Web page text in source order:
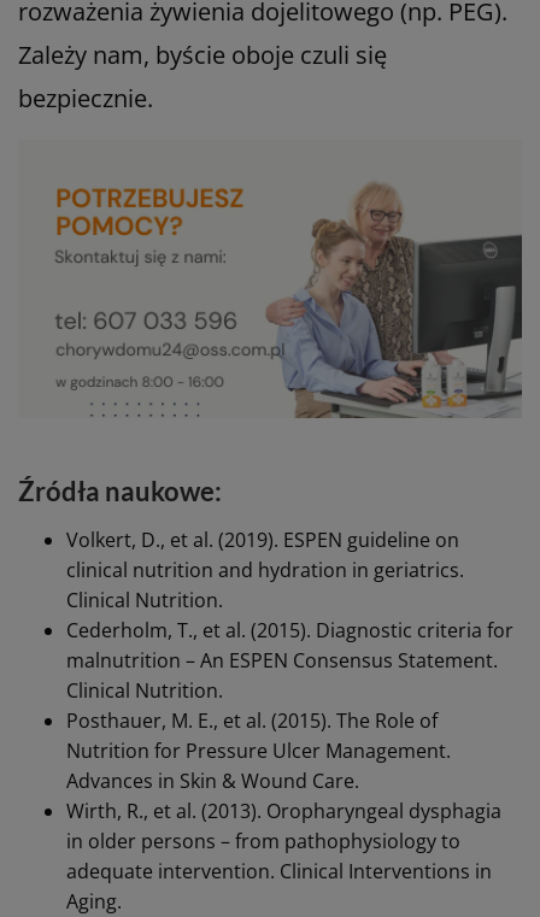
rozważenia żywienia dojelitowego (np. PEG).
Zależy nam, byście oboje czuli się
bezpiecznie.
Źródła naukowe:
Volkert, D., et al. (2019). ESPEN guideline on
clinical nutrition and hydration in geriatrics.
Clinical Nutrition.
Cederholm, T., et al. (2015). Diagnostic criteria for
malnutrition – An ESPEN Consensus Statement.
Clinical Nutrition.
Posthauer, M. E., et al. (2015). The Role of
Nutrition for Pressure Ulcer Management.
Advances in Skin & Wound Care.
Wirth, R., et al. (2013). Oropharyngeal dysphagia
in older persons – from pathophysiology to
adequate intervention. Clinical Interventions in
Aging.